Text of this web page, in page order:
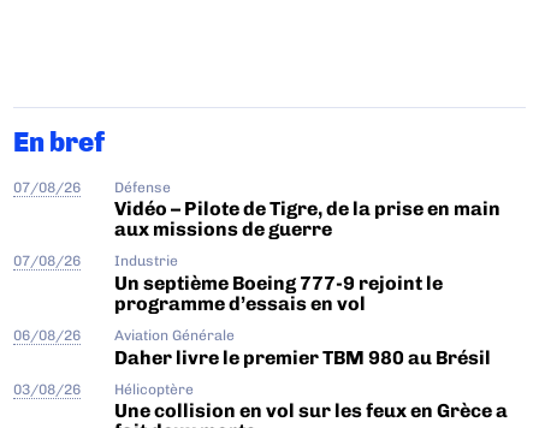
En bref
07/08/26 Défense
Vidéo – Pilote de Tigre, de la prise en main
aux missions de guerre
07/08/26 Industrie
Un septième Boeing 777-9 rejoint le
programme d’essais en vol
06/08/26 Aviation Générale
Daher livre le premier TBM 980 au Brésil
03/08/26 Hélicoptère
Une collision en vol sur les feux en Grèce a